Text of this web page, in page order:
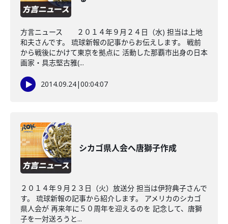
方言ニュース ２０１４年９月２４日（水) 担当は上地
和夫さんです。 琉球新報の記事からお伝えします。 戦前
から戦後にかけて東京を拠点に 活動した那覇市出身の日本
画家・具志堅古雅(...
2014.09.24|00:04:07
シカゴ県人会へ唐獅子作成
２０１４年９月２３日（火）放送分 担当は伊狩典子さんで
す。 琉球新報の記事から紹介します。 アメリカのシカゴ
県人会が 再来年に５０周年を迎えるのを 記念して、唐獅
子を一対送ろうと...